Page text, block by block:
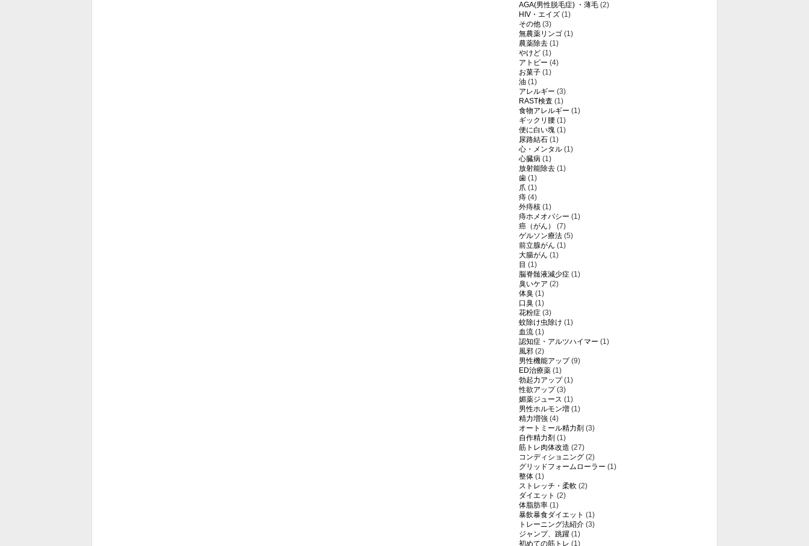
AGA(男性脱毛症) ・薄毛 (2)
HIV・エイズ (1)
その他 (3)
無農薬リンゴ (1)
農薬除去 (1)
やけど (1)
アトピー (4)
お菓子 (1)
油 (1)
アレルギー (3)
RAST検査 (1)
食物アレルギー (1)
ギックリ腰 (1)
便に白い塊 (1)
尿路結石 (1)
心・メンタル (1)
心臓病 (1)
放射能除去 (1)
歯 (1)
爪 (1)
痔 (4)
外痔核 (1)
痔ホメオパシー (1)
癌（がん）
(7)
ゲルソン療法 (5)
前立腺がん (1)
大腸がん (1)
目 (1)
脳脊髄液減少症 (1)
臭いケア (2)
体臭 (1)
口臭 (1)
花粉症 (3)
蚊除け虫除け (1)
血流 (1)
認知症・アルツハイマー (1)
風邪 (2)
男性機能アップ(9)
ED治療薬 (1)
勃起力アップ(1)
性欲アップ(3)
媚薬ジュース (1)
男性ホルモン増 (1)
精力増強 (4)
オートミール精力剤 (3)
自作精力剤 (1)
筋トレ肉体改造 (27)
コンディショニング (2)
グリッドフォームローラー (1)
整体 (1)
ストレッチ・柔軟 (2)
ダイエット (2)
体脂肪率 (1)
暴飲暴食ダイエット (1)
トレーニング法紹介 (3)
ジャンプ、跳躍 (1)
初めての筋トレ (1)